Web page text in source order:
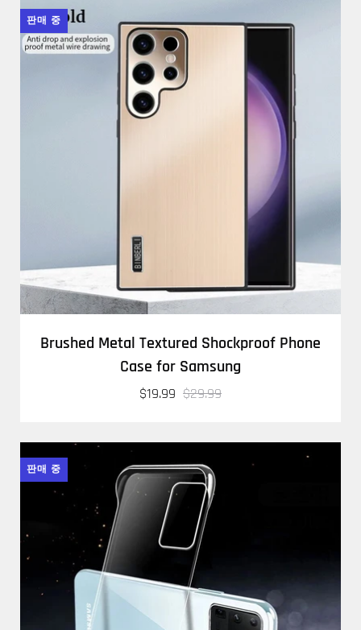
판매 중
Brushed Metal Textured Shockproof Phone
Case for Samsung
$19.99 $29.99
판매 중